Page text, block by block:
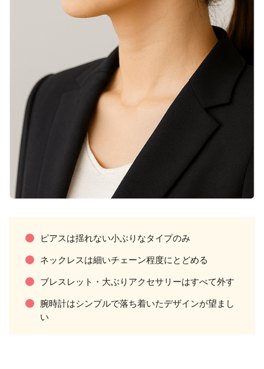
ピアスは揺れない小ぶりなタイプのみ
ネックレスは細いチェーン程度にとどめる
ブレスレット・大ぶりアクセサリーはすべて外す
腕時計はシンプルで落ち着いたデザインが望まし
い